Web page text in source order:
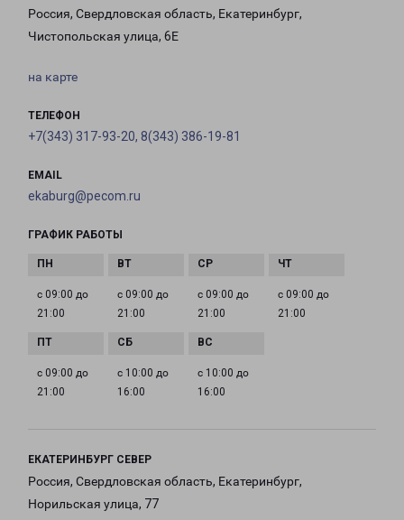
Россия, Свердловская область, Екатеринбург,
Чистопольская улица, 6Е
на карте
ТЕЛЕФОН
+7(343) 317-93-20, 8(343) 386-19-81
EMAIL
ekaburg@pecom.ru
ГРАФИК РАБОТЫ
с 09:00 до
21:00
с 09:00 до
21:00
с 09:00 до
21:00
с 09:00 до
21:00
с 09:00 до
21:00
с 10:00 до
16:00
с 10:00 до
16:00
ЕКАТЕРИНБУРГ СЕВЕР
Россия, Свердловская область, Екатеринбург,
Норильская улица, 77